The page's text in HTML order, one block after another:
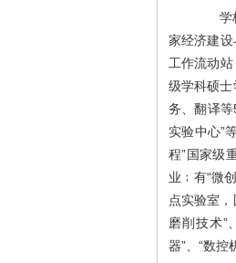
学校
家经济建
工作流动
级学科硕
务、翻译等
实验中心”
程”国家级
业﹔有“微
点实验室
磨削技术”
器”、“数控